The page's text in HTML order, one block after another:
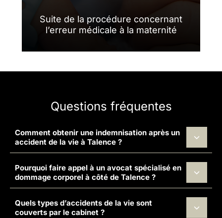
Suite de la procédure concernant
l’erreur médicale à la maternité
Questions fréquentes
Comment obtenir une indemnisation après un
accident de la vie à Talence ?
Pourquoi faire appel à un avocat spécialisé en
dommage corporel à côté de Talence ?
Quels types d’accidents de la vie sont
couverts par le cabinet ?